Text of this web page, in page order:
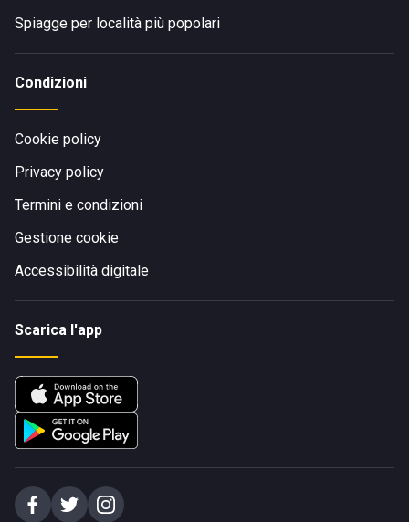
Spiagge per località più popolari
Condizioni
Cookie policy
Privacy policy
Termini e condizioni
Gestione cookie
Accessibilità digitale
Scarica l'app